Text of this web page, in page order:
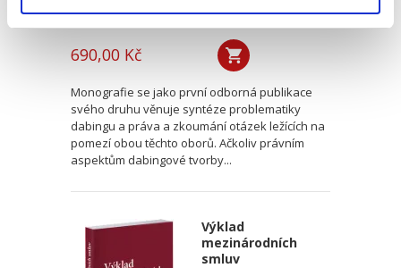
Martin Adamec,Vladimír Sharp
690,00 Kč
Monografie se jako první odborná publikace
svého druhu věnuje syntéze problematiky
dabingu a práva a zkoumání otázek ležících na
pomezí obou těchto oborů. Ačkoliv právním
aspektům dabingové tvorby...
Výklad
mezinárodních
smluv